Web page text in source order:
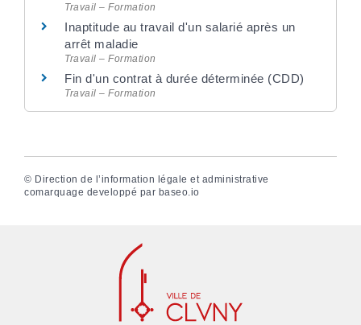
Travail – Formation
Inaptitude au travail d'un salarié après un
arrêt maladie
Travail – Formation
Fin d'un contrat à durée déterminée (CDD)
Travail – Formation
© Direction de l’information légale et administrative
comarquage developpé par baseo.io